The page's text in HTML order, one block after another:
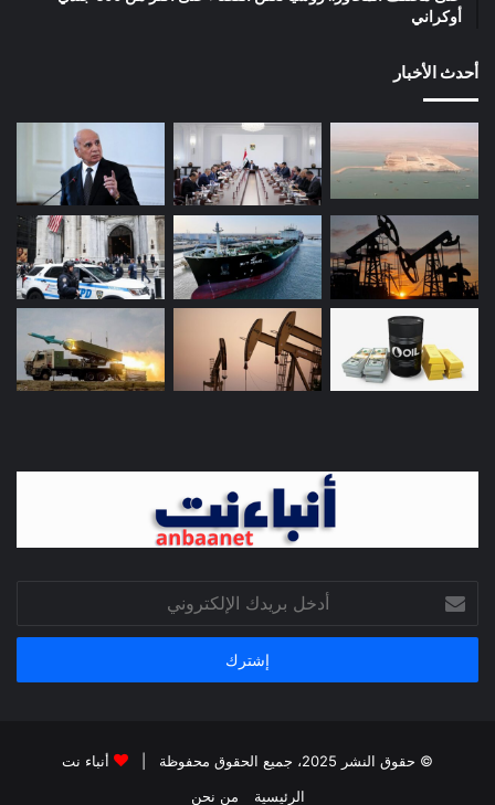
أوكراني
أحدث الأخبار
بريدك
الإلكتروني
© حقوق النشر 2025، جميع الحقوق محفوظة |
أنباء نت
الرئيسية
من نحن